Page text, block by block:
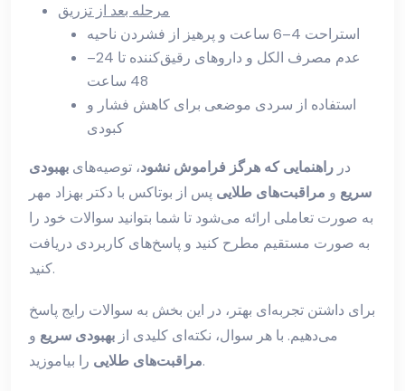
مرحله بعد از تزریق
استراحت 4–6 ساعت و پرهیز از فشردن ناحیه
عدم مصرف الکل و داروهای رقیق‌کننده تا 24–
48 ساعت
استفاده از سردی موضعی برای کاهش فشار و
کبودی
در راهنمایی که هرگز فراموش نشود، توصیه‌های بهبودی
سریع و مراقبت‌های طلایی پس از بوتاکس با دکتر بهزاد مهر
به صورت تعاملی ارائه می‌شود تا شما بتوانید سوالات خود را
به صورت مستقیم مطرح کنید و پاسخ‌های کاربردی دریافت
کنید.
برای داشتن تجربه‌ای بهتر، در این بخش به سوالات رایج پاسخ
می‌دهیم. با هر سوال، نکته‌ای کلیدی از بهبودی سریع و
مراقبت‌های طلاییرا بیاموزید.